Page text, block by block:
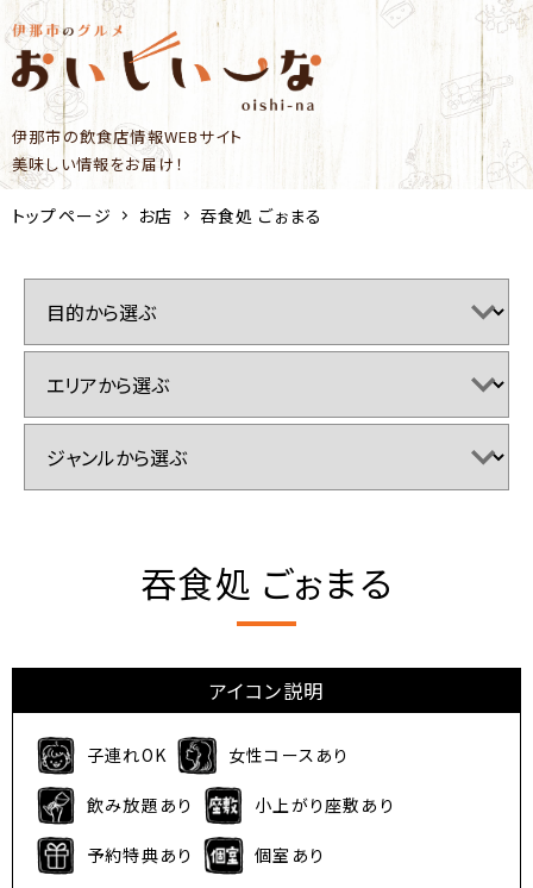
伊那市の飲食店情報WEBサイト
美味しい情報をお届け！
トップページ お店 吞食処 ごぉまる
吞食処 ごぉまる
アイコン説明
子連れOK 女性コースあり
飲み放題あり 小上がり座敷あり
予約特典あり 個室あり